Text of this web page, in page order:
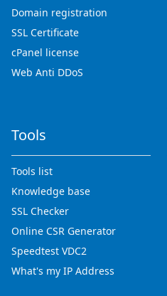
Domain registration
SSL Certificate
cPanel license
Web Anti DDoS
Tools
Tools list
Knowledge base
SSL Checker
Online CSR Generator
Speedtest VDC2
What's my IP Address